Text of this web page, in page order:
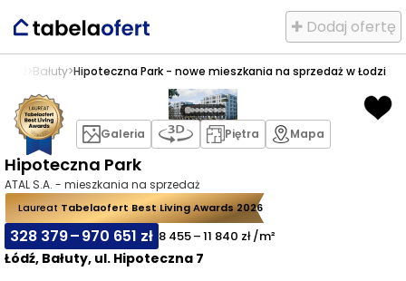
✚ Dodaj ofertę
Bałuty>Hipoteczna Park - nowe mieszkania na sprzedaż w Łodzi
Hipoteczna Park
ATAL S.A. - mieszkania na sprzedaż
Laureat Tabelaofert Best Living Awards 2026
328 379 – 970 651 zł 8 455 – 11 840 zł /m²
Łódź, Bałuty, ul. Hipoteczna 7
Galeria Piętra Mapa